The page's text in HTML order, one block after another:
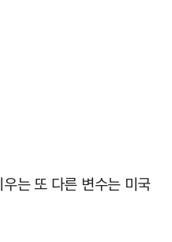
는 또 다른 변수는 미국